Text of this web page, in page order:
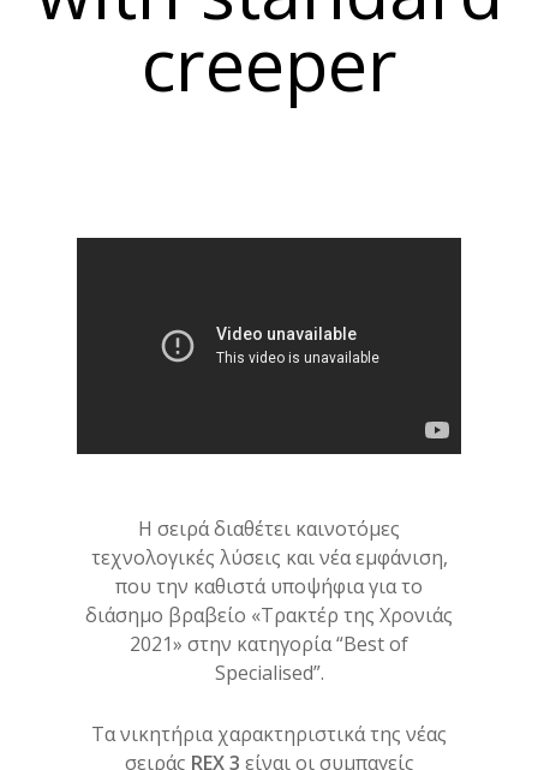
creeper
Η σειρά διαθέτει καινοτόμες
τεχνολογικές λύσεις και νέα εμφάνιση,
που την καθιστά υποψήφια για το
διάσημο βραβείο «Τρακτέρ της Χρονιάς
2021» στην κατηγορία “Best of
Specialised”.
Τα νικητήρια χαρακτηριστικά της νέας
σειράς REX 3 είναι οι συμπαγείς